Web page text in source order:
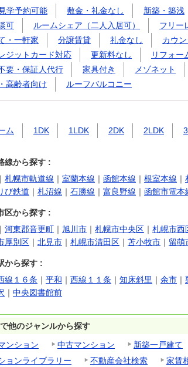
学予約可能
敷金・礼金なし 新築・築浅
可
ルームシェア（二人入居可） フリー
・一軒家
分譲賃貸 礼金なし カウ
ジットカード対応
更新料なし リフォー
要・保証人代行
家具付き メゾネット
高齢者向け
ルーフバルコニー
ム
1DK 1LDK 2DK 2LDK
線から探す :
｜ 札幌市軌道線 ｜ 室蘭本線 ｜ 函館本線 ｜ 根室本線 ｜
び鉄道 ｜ 札沼線 ｜ 石勝線 ｜ 富良野線 ｜ 函館市電本
区から探す :
｜ 河東郡音更町 ｜ 旭川市 ｜ 札幌市中央区 ｜ 札幌市西
厚別区 ｜ 北見市 ｜ 札幌市清田区 ｜ 苫小牧市 ｜ 留萌
から探す :
線１６条 ｜ 平和 ｜ 西線１１条 ｜ 知床斜里 ｜ 余市 ｜
｜ 中央図書館前
他のジャンルから探す
ンション
中古マンション 新築一戸建て
ョンライブラリー
不動産会社検索 家賃